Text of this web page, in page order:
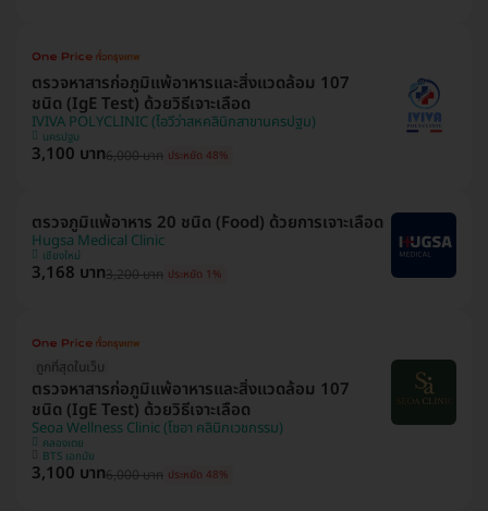
ตรวจหาสารก่อภูมิแพ้อาหารและสิ่งแวดล้อม 107
ชนิด (IgE Test) ด้วยวิธีเจาะเลือด
IVIVA POLYCLINIC (ไอวีว่าสหคลินิกสาขานครปฐม)
นครปฐม
3,100 บาท6,000 บาท ประหยัด 48%
ตรวจภูมิแพ้อาหาร 20 ชนิด (Food) ด้วยการเจาะเลือด
Hugsa Medical Clinic
เชียงใหม่
3,168 บาท3,200 บาท ประหยัด 1%
ถูกที่สุดในเว็บ
ตรวจหาสารก่อภูมิแพ้อาหารและสิ่งแวดล้อม 107
ชนิด (IgE Test) ด้วยวิธีเจาะเลือด
Seoa Wellness Clinic (โซอา คลินิกเวชกรรม)
คลองเตย
BTS เอกมัย
3,100 บาท6,000 บาท ประหยัด 48%